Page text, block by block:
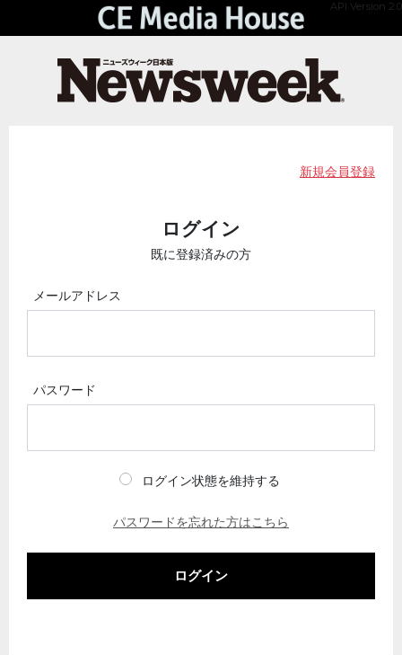
API Version 2.0
新規会員登録
ログイン
既に登録済みの方
メールアドレス
パスワード
ログイン状態を維持する
パスワードを忘れた方はこちら
ログイン